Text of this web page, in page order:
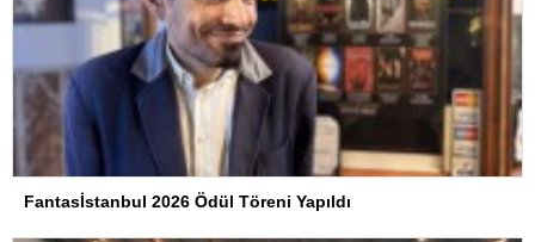
Fantasİstanbul 2026 Ödül Töreni Yapıldı